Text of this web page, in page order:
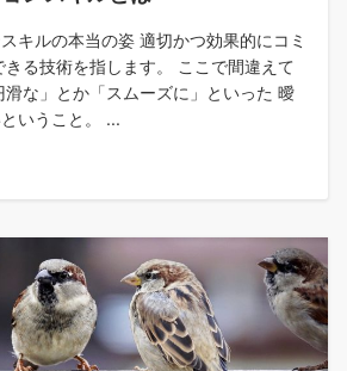
キルの本当の姿 適切かつ効果的にコミ
きる技術を指します。 ここで間違えて
な」とか「スムーズに」といった 曖
いうこと。 ...